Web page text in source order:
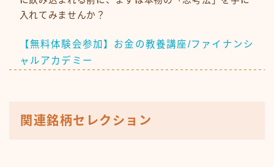
入れてみませんか？
【無料体験会参加】お金の教養講座/ファイナンシ
ャルアカデミー
関連銘柄セレクション